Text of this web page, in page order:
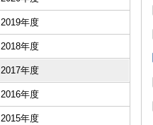
2019年度
2018年度
2017年度
2016年度
2015年度